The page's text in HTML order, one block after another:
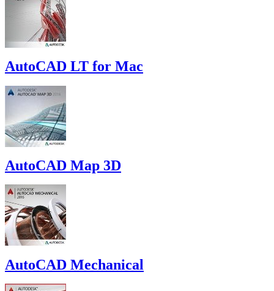
AutoCAD LT for Mac
AutoCAD Map 3D
AutoCAD Mechanical